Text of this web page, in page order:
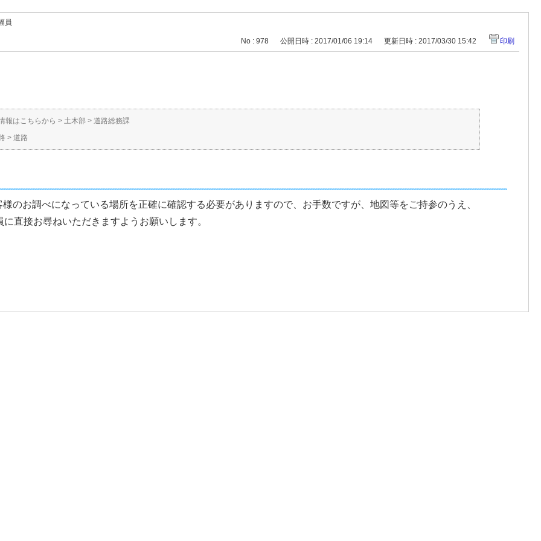
員
No : 978 公開日時 : 2017/01/06 19:14 更新日時 : 2017/03/30 15:42 印刷
報はこちらから > 土木部 > 道路総務課
> 道路
のお調べになっている場所を正確に確認する必要がありますので、お手数ですが、地図等をご持参のうえ、
直接お尋ねいただきますようお願いします。